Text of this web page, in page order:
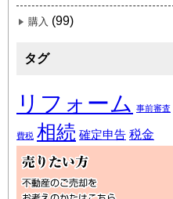
購入 (99)
タグ
リフォーム 事前審査
費税 相続 確定申告 税金